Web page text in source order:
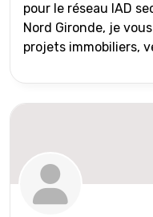
pour le réseau IAD
Nord Gironde, je
projets immobiliers,